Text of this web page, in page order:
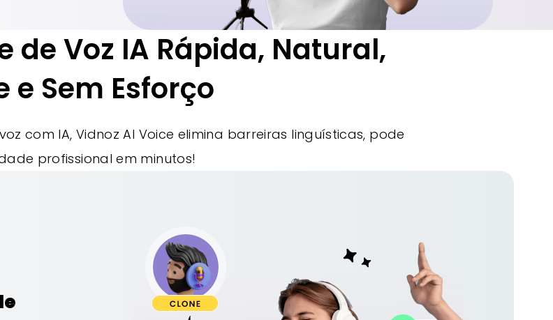
de Voz IA Rápida, Natural,
Sem Esforço
com IA, Vidnoz AI Voice elimina barreiras linguísticas, pode
profissional em minutos!